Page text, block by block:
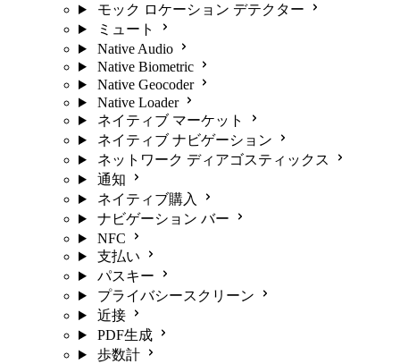
モック ロケーション デテクター
ミュート
Native Audio
Native Biometric
Native Geocoder
Native Loader
ネイティブ マーケット
ネイティブ ナビゲーション
ネットワーク ディアゴスティックス
通知
ネイティブ購入
ナビゲーション バー
NFC
支払い
パスキー
プライバシースクリーン
近接
PDF生成
歩数計